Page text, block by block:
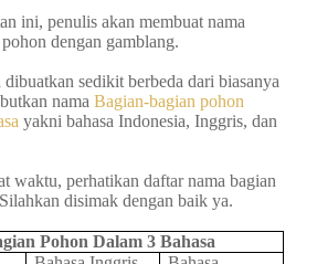
ini, penulis akan membuat nama
dengan gamblang.
sedikit berbeda dari biasanya
nama Bagian-bagian pohon
yakni bahasa Indonesia, Inggris, dan
waktu, perhatikan daftar nama bagian
disimak dengan baik ya.
Pohon Dalam 3 Bahasa